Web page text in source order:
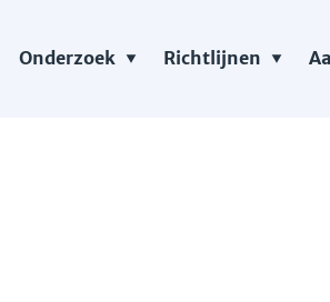
Onderzoek Richtlijnen